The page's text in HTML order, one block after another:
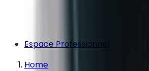
Espace Professionnel
Home